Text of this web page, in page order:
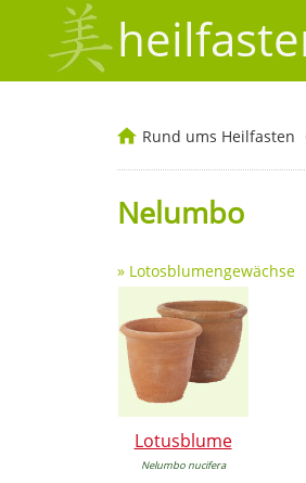
Rund ums Heilfasten
Nelumbo
» Lotosblumengewächse
Lotusblume
Nelumbo nucifera